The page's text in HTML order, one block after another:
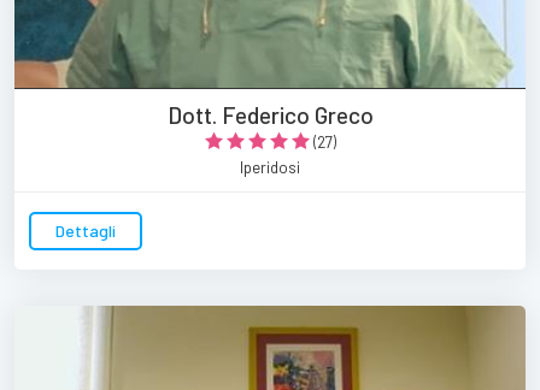
Dott. Federico Greco
(27)
Iperidosi
Dettagli